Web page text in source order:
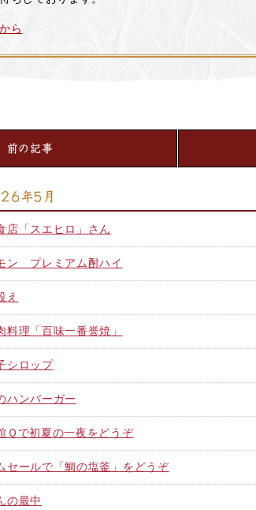
ら
前の記事
年5月
店「スエヒロ」さん
ン プレミアム酎ハイ
え
料理「百味一番誉焼」
シロップ
ハンバーガー
Ｑで初夏の一夜をどうぞ
セールで「鯛の塩釜」をどうぞ
の最中